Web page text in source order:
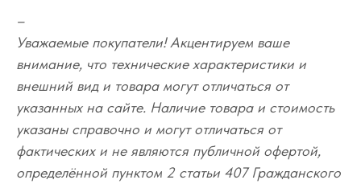
–
Уважаемые покупатели! Акцентируем ваше
внимание, что технические характеристики и
внешний вид и товара могут отличаться от
указанных на сайте. Наличие товара и стоимость
указаны справочно и могут отличаться от
фактических и не являются публичной офертой,
определённой пунктом 2 статьи 407 Гражданского